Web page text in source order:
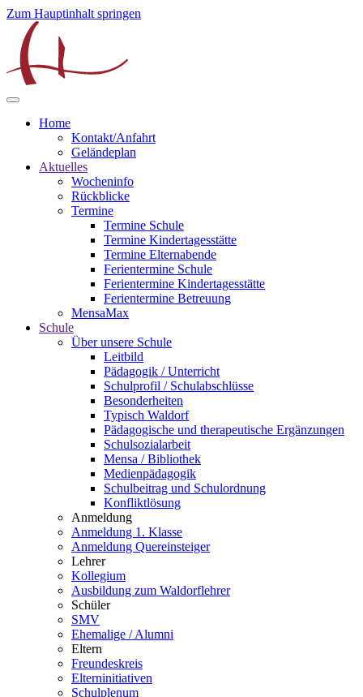
Zum Hauptinhalt springen
Home
Kontakt/Anfahrt
Geländeplan
Aktuelles
Wocheninfo
Rückblicke
Termine
Termine Schule
Termine Kindertagesstätte
Termine Elternabende
Ferientermine Schule
Ferientermine Kindertagesstätte
Ferientermine Betreuung
MensaMax
Schule
Über unsere Schule
Leitbild
Pädagogik / Unterricht
Schulprofil / Schulabschlüsse
Besonderheiten
Typisch Waldorf
Pädagogische und therapeutische Ergänzungen
Schulsozialarbeit
Mensa / Bibliothek
Medienpädagogik
Schulbeitrag und Schulordnung
Konfliktlösung
Anmeldung
Anmeldung 1. Klasse
Anmeldung Quereinsteiger
Lehrer
Kollegium
Ausbildung zum Waldorflehrer
Schüler
SMV
Ehemalige / Alumni
Eltern
Freundeskreis
Elterninitiativen
Schulplenum